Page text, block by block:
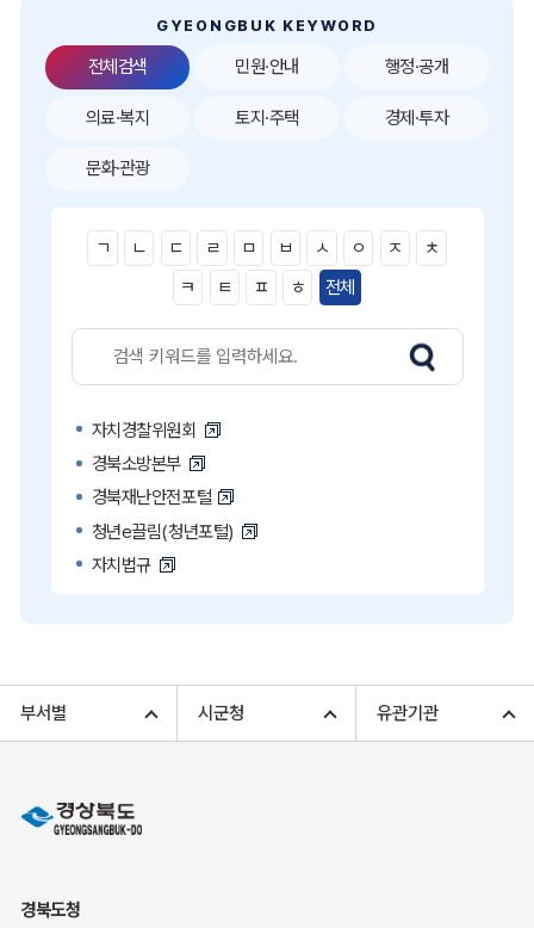
공공데이터&통계
GYEONGBUK KEYWORD
전체검색
ㄱ ㄴ ㄷ ㄹ ㅁ ㅂ ㅅ ㅇ ㅈ
ㅊ
ㅋ
ㅌ ㅍ ㅎ 전체
자치경찰위원회
경북소방본부
경북재난안전포털
청년e끌림(청년포털)
자치법규
고향사랑기부 아너스 클럽
민원상담
민원안내
민원·안내 행정·공개
의료·복지 토지·주택 경제·투자
문화·관광
부서별 시군청 유관기관
경북도청